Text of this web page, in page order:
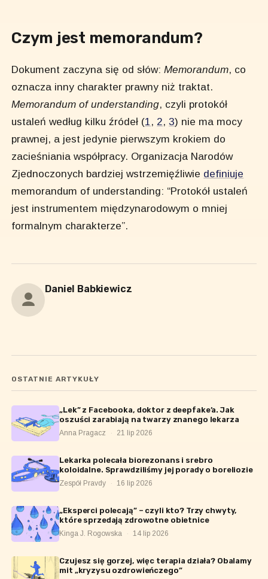
Czym jest memorandum?
Dokument zaczyna się od słów:Memorandum, co
oznacza inny charakter prawny niż traktat.
Memorandum of understanding, czyli protokół
ustaleń według kilku źródeł (1 , 2,3) nie ma mocy
prawnej, a jest jedynie pierwszym krokiem do
zacieśniania współpracy. Organizacja Narodów
Zjednoczonych bardziej wstrzemięźliwie definiuje
memorandum of understanding: “Protokół ustaleń
jest instrumentem międzynarodowym o mniej
formalnym charakterze”.
Daniel Babkiewicz
OSTATNIE ARTYKUŁY
„Lek” z Facebooka, doktor z deepfake’a. Jak
oszuści zarabiają na twarzy znanego lekarza
Anna Pragacz · 21 lip 2026
Lekarka polecała biorezonans i srebro
koloidalne. Sprawdziliśmy jej porady o boreliozie
Zespół Pravdy · 16 lip 2026
„Eksperci polecają” – czyli kto? Trzy chwyty,
które sprzedają zdrowotne obietnice
Kinga J. Rogowska · 14 lip 2026
Czujesz się gorzej, więc terapia działa? Obalamy
mit „kryzysu ozdrowieńczego”